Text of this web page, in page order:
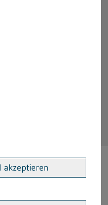
akzeptieren